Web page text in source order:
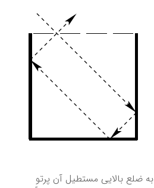
به ضلع بالایی مستطیل آن پرتو